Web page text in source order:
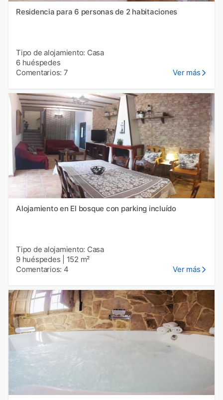
Residencia para 6 personas de 2 habitaciones
Tipo de alojamiento: Casa
6 huéspedes
Comentarios: 7
Ver más
Alojamiento en El bosque con parking incluído
Tipo de alojamiento: Casa
9 huéspedes
152 m²
Comentarios: 4
Ver más